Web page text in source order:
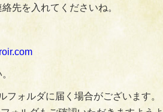
先を入れてくださいね。
ォルダに届く場合がございます。